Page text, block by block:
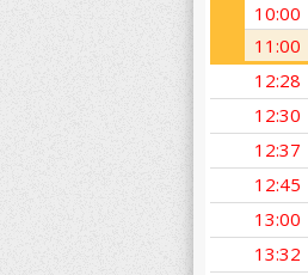
10:00
11:00
12:28
12:30
12:37
12:45
13:00
13:32